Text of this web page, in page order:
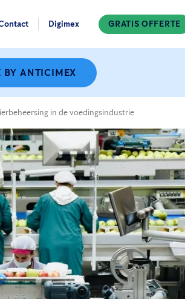
Digimex GRATIS OFFERTE
BY ANTICIMEX
in de voedingsindustrie